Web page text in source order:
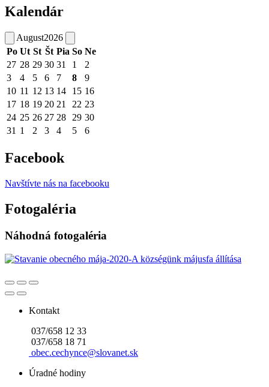
Kalendár
August2026
Po Ut St Št Pia So Ne
27 28 29 30 31 1
2
3
4 5 6 7 8
9
10 11 12 13 14 15 16
17 18 19 20 21 22 23
24 25 26 27 28 29 30
31 1 2 3 4 5 6
Facebook
Navštívte nás na facebooku
Fotogaléria
Náhodná fotogaléria
Kontakt
037/658 12 33
037/658 18 71
obec.cechynce@slovanet.sk
Úradné hodiny